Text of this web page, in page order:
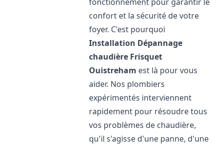
confort et la sécurité de votre
foyer. C'est pourquoi
Installation Dépannage
chaudière Frisquet
Ouistreham est là pour vous
aider. Nos plombiers
expérimentés interviennent
rapidement pour résoudre tous
vos problèmes de chaudière,
qu'il s'agisse d'une panne, d'une